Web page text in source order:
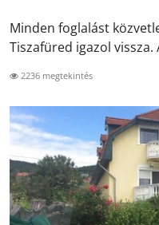
Minden foglalást
Tiszafüred igazol vissza.
2236 megtekintés